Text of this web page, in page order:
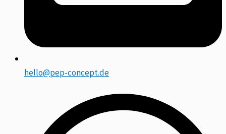
hello@pep-concept.de